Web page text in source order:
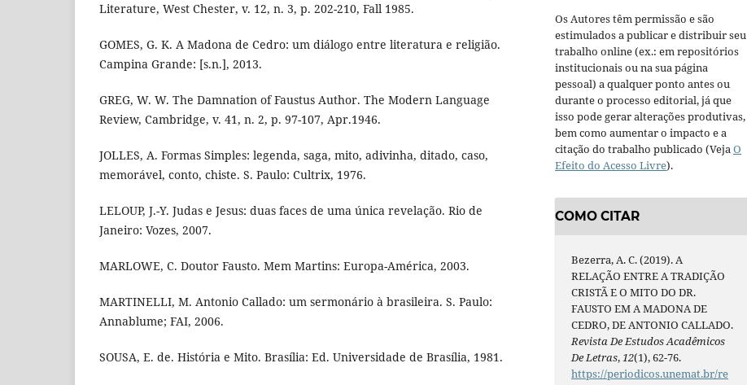
Literature, West Chester, v. 12, n. 3, p. 202-210, Fall 1985.
GOMES, G. K. A Madona de Cedro: um diálogo entre literatura e religião.
Campina Grande: [s.n.], 2013.
GREG, W. W. The Damnation of Faustus Author. The Modern Language
Review, Cambridge, v. 41, n. 2, p. 97-107, Apr.1946.
JOLLES, A. Formas Simples: legenda, saga, mito, adivinha, ditado, caso,
memorável, conto, chiste. S. Paulo: Cultrix, 1976.
LELOUP, J.-Y. Judas e Jesus: duas faces de uma única revelação. Rio de
Janeiro: Vozes, 2007.
MARLOWE, C. Doutor Fausto. Mem Martins: Europa-América, 2003.
MARTINELLI, M. Antonio Callado: um sermonário à brasileira. S. Paulo:
Annablume; FAI, 2006.
SOUSA, E. de. História e Mito. Brasília: Ed. Universidade de Brasília, 1981.
Os Autores têm permissão e são
estimulados a publicar e distribuir seu
trabalho online (ex.: em repositórios
institucionais ou na sua página
pessoal) a qualquer ponto antes ou
durante o processo editorial, já que
isso pode gerar alterações produtivas,
bem como aumentar o impacto e a
citação do trabalho publicado (VejaO
Efeito do Acesso Livre).
COMO CITAR
Bezerra, A. C. (2019). A
RELAÇÃO ENTRE A TRADIÇÃO
CRISTÃ E O MITO DO DR.
FAUSTO EM A MADONA DE
CEDRO, DE ANTONIO CALLADO.
Revista De Estudos Acadêmicos
De Letras,12(1), 62-76.
https://periodicos.unemat.br/re